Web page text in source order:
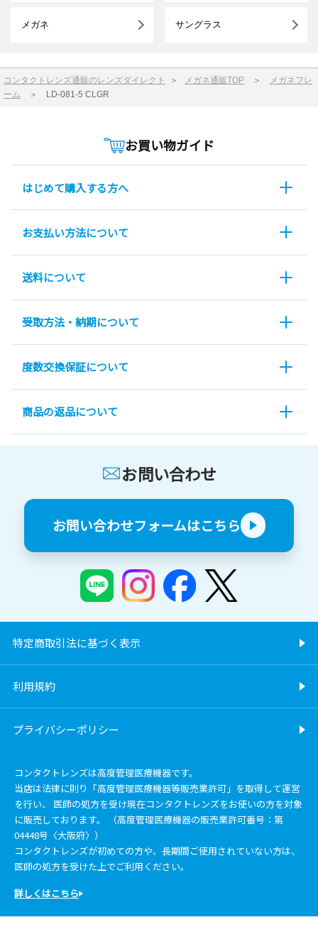
メガネ サングラス
コンタクトレンズ通販のレンズダイレクト ＞ メガネ通販TOP ＞
メガネフレ
ーム
＞ LD-081-5 CLGR
お買い物ガイド
はじめて購入する方へ
お支払い方法について
送料について
受取方法・納期について
度数交換保証について
商品の返品について
お問い合わせ
お問い合わせフォームはこちら
特定商取引法に基づく表示
利用規約
プライバシーポリシー
コンタクトレンズは高度管理医療機器です。
当店は法律に則り「高度管理医療機器等販売業許可」を取得して運営
を行い、 医師の処方を受け現在コンタクトレンズをお使いの方を対象
に販売しております。 （高度管理医療機器の販売業許可番号：第
04448号〈大阪府〉）
コンタクトレンズが初めての方や、長期間ご使用されていない方は、
医師の処方を受けた上でご利用ください。
詳しくはこちら